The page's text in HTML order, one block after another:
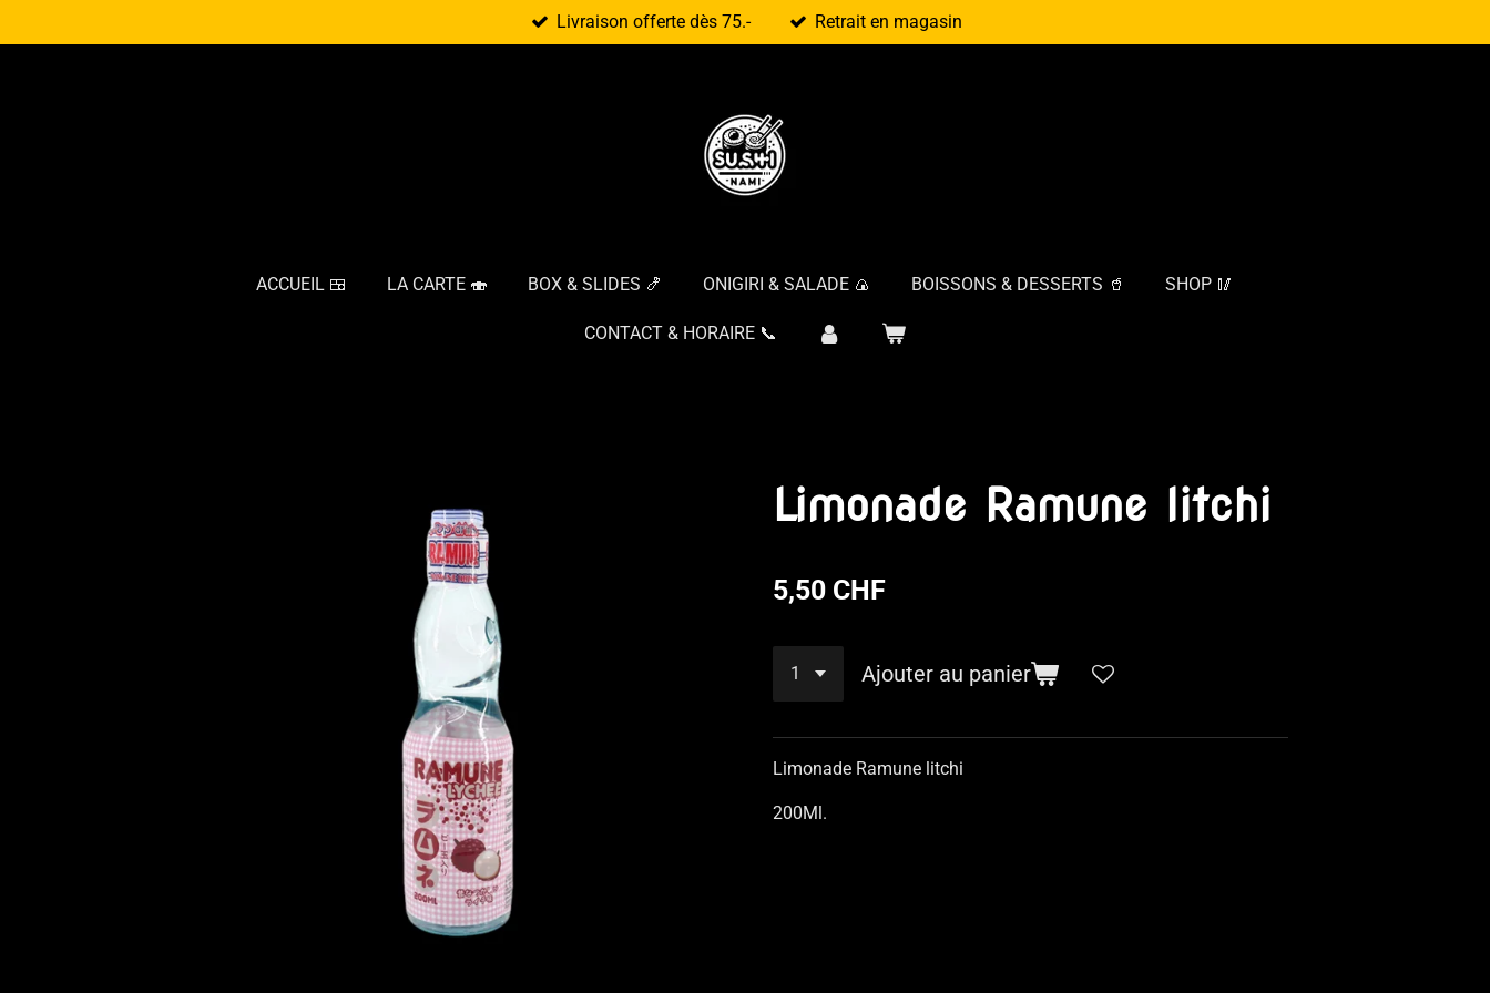
au
Livraison offerte dès 75.- Retrait en magasin
ACCUEIL 🍱 LA CARTE 🍣 BOX & SLIDES 🍤 ONIGIRI & SALADE 🍙 BOISSONS & DESSERTS 🥤 SHOP 🥢
CONTACT & HORAIRE 📞
Limonade Ramune litchi
5,50 CHF
Ajouter au panier
Limonade Ramune litchi
200Ml.